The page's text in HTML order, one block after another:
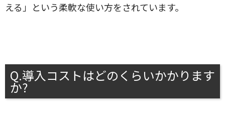
える」という柔軟な使い方をされています。
Q.導入コストはどのくらいかかります
か?